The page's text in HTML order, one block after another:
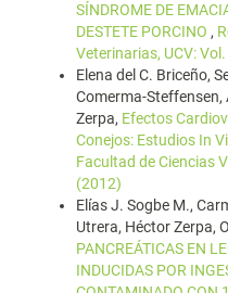
SÍNDROME DE
DESTETE PORCINO ,
Veterinarias, UCV:
Elena del C. Briceño,
Comerma-Steffensen,
Zerpa, Efectos
Conejos: Estudios In
Facultad de Ciencias
(2012)
Elías J. Sogbe M.,
Utrera, Héctor Zerpa,
PANCREÁTICAS EN
INDUCIDAS POR